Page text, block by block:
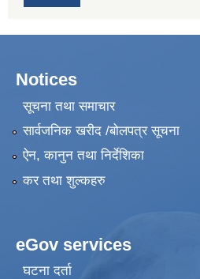
Notices
सूचना तथा समाचार
सार्वजनिक खरीद /बोलपत्र सूचना
ऐन, कानुन तथा निर्देशिका
कर तथा शुल्कहरु
eGov services
घटना दर्ता